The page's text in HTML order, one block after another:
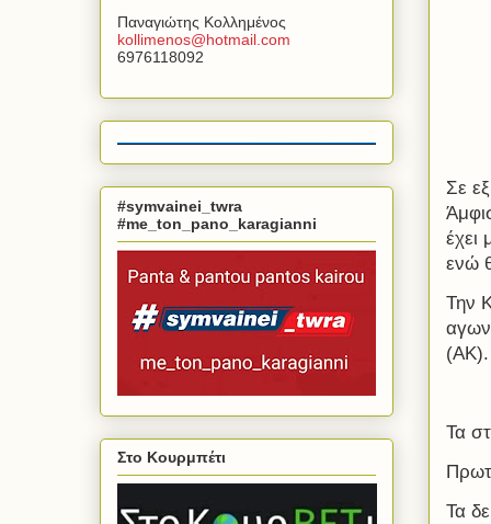
Σε
έχει
ενώ
Την
(ΑΚ).
Τα
Τα
Παναγιώτης Κολλημένος
kollimenos@hotmail com
6976118092
#symvainei_twra
#me_ton_pano_karagianni
Στο Κουρμπέτι